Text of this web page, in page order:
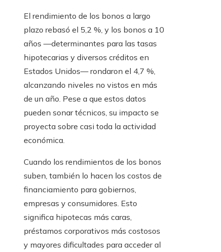
El rendimiento de los bonos a largo
plazo rebasó el 5,2 %, y los bonos a 10
años —determinantes para las tasas
hipotecarias y diversos créditos en
Estados Unidos— rondaron el 4,7 %,
alcanzando niveles no vistos en más
de un año. Pese a que estos datos
pueden sonar técnicos, su impacto se
proyecta sobre casi toda la actividad
económica.
Cuando los rendimientos de los bonos
suben, también lo hacen los costos de
financiamiento para gobiernos,
empresas y consumidores. Esto
significa hipotecas más caras,
préstamos corporativos más costosos
y mayores dificultades para acceder al